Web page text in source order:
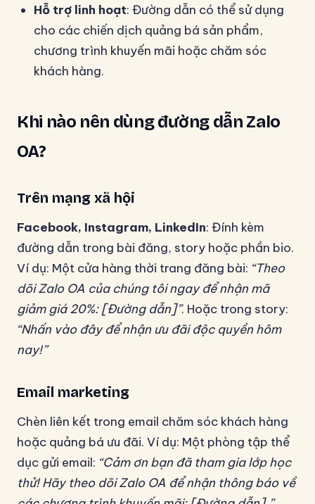
Hỗ trợ linh hoạt: Đường dẫn có thể sử dụng
cho các chiến dịch quảng bá sản phẩm,
chương trình khuyến mãi hoặc chăm sóc
khách hàng.
Khi nào nên dùng đường dẫn Zalo
OA?
Trên mạng xã hội
Facebook, Instagram, LinkedIn: Đính kèm
đường dẫn trong bài đăng, story hoặc phần bio.
Ví dụ: Một cửa hàng thời trang đăng bài: “Theo
dõi Zalo OA của chúng tôi ngay để nhận mã
giảm giá 20%: [Đường dẫn]”. Hoặc trong story:
“Nhấn vào đây để nhận ưu đãi độc quyền hôm
nay!”
Email marketing
Chèn liên kết trong email chăm sóc khách hàng
hoặc quảng bá ưu đãi. Ví dụ: Một phòng tập thể
dục gửi email: “Cảm ơn bạn đã tham gia lớp học
thử! Hãy theo dõi Zalo OA để nhận thông báo về